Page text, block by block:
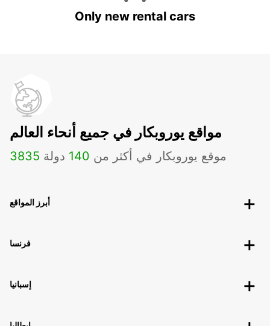
Only new rental cars
مواقع يوروبكار في جميع أنحاء العالم
3835 موقع يوروبكار في أكثر من 140 دولة
أبرز المواقع
فرنسا
إسبانيا